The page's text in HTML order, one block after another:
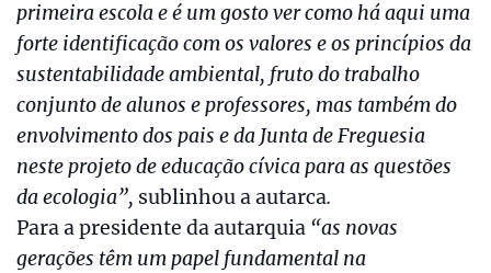
primeira escola e é um gosto ver como há aqui uma
forte identificação com os valores e os princípios da
sustentabilidade ambiental, fruto do trabalho
conjunto de alunos e professores, mas também do
envolvimento dos pais e da Junta de Freguesia
neste projeto de educação cívica para as questões
da ecologia”, sublinhou a autarca.
Para a presidente da autarquia “as novas
gerações têm um papel fundamental na